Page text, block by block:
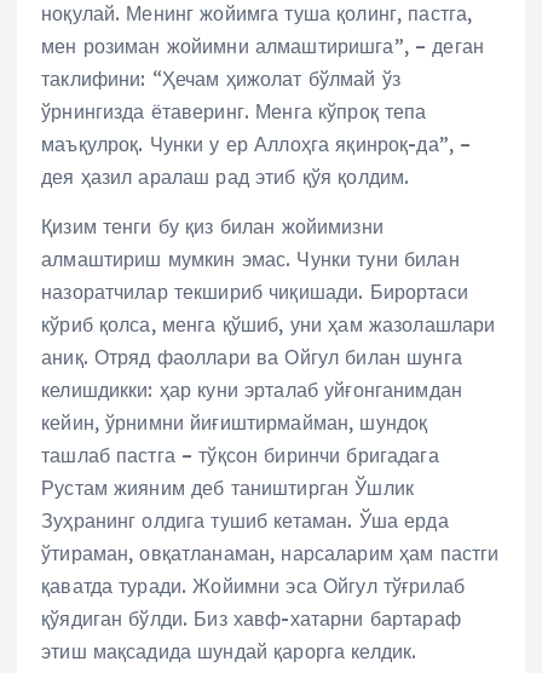
ноқулай. Менинг жойимга туша қолинг, пастга,
мен розиман жойимни алмаштиришга”, – деган
таклифини: “Ҳечам ҳижолат бўлмай ўз
ўрнингизда ётаверинг. Менга кўпроқ тепа
маъқулроқ. Чунки у ер Аллоҳга яқинроқ-да”, –
дея ҳазил аралаш рад этиб қўя қолдим.
Қизим тенги бу қиз билан жойимизни
алмаштириш мумкин эмас. Чунки туни билан
назоратчилар текшириб чиқишади. Бирортаси
кўриб қолса, менга қўшиб, уни ҳам жазолашлари
аниқ. Отряд фаоллари ва Ойгул билан шунга
келишдикки: ҳар куни эрталаб уйғонганимдан
кейин, ўрнимни йиғиштирмайман, шундоқ
ташлаб пастга – тўқсон биринчи бригадага
Рустам жияним деб таништирган Ўшлик
Зуҳранинг олдига тушиб кетаман. Ўша ерда
ўтираман, овқатланаман, нарсаларим ҳам пастги
қаватда туради. Жойимни эса Ойгул тўғрилаб
қўядиган бўлди. Биз хавф-хатарни бартараф
этиш мақсадида шундай қарорга келдик.